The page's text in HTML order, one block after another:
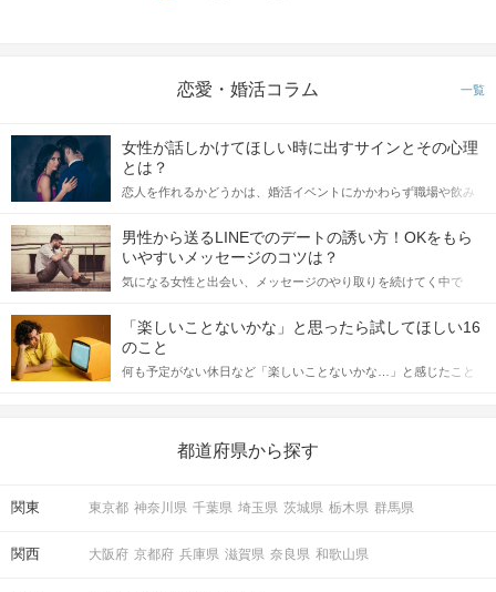
恋愛・婚活コラム 一覧
女性が話しかけてほしい時に出すサインとその心理
とは？
恋人を作れるかどうかは、婚活イベントにかかわらず職場や飲み
てアプローチできるかにも左右されます。 これから恋人作りを本
格的に始めようとしている方は、女性が異性を求めて出すサイン
をしっかりと理解し、正しい行動に移せるかどうかが重要。 この
記事では、女性が話しかけて欲しい時に出すサインとその心理を
合にどのような行動に繋げるべきかをご紹介していきます。
男性から送るLINEでのデートの誘い方！OKをもら
いやすいメッセージのコツは？
気になる女性と出会い、メッセージのやり取りを続けてく中で
しかし、中には「どう誘ったらいいの？」とお困りの男性もいら
っしゃるのではないでしょうか。 そこで今回は、男性から女性へ
送るLINEでのデートの誘い方のコツをご紹介します。例文も混じ
えながら解説するので、ぜひ参考にしてください。
「楽しいことないかな」と思ったら試してほしい16
のこと
何も予定がない休日など「楽しいことないかな…」と感じたこと
の楽しいことアイデアを集めました♪ いままさに楽しいことを探し
都道府県から探す
関東 東京都 神奈川県 千葉県 埼玉県 茨城県 栃木県 群馬県
関西 大阪府 京都府 兵庫県 滋賀県 奈良県 和歌山県